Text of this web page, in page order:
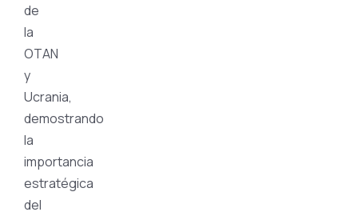
de
la
OTAN
y
Ucrania,
demostrando
la
importancia
estratégica
del